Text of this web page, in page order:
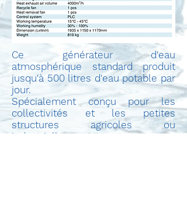
Ce générateur d'eau
atmosphérique standard produit
jusqu'à 500 litres d'eau potable par
jour.
Spécialement conçu pour les
collectivités et les petites
structures agricoles ou
industrielles.